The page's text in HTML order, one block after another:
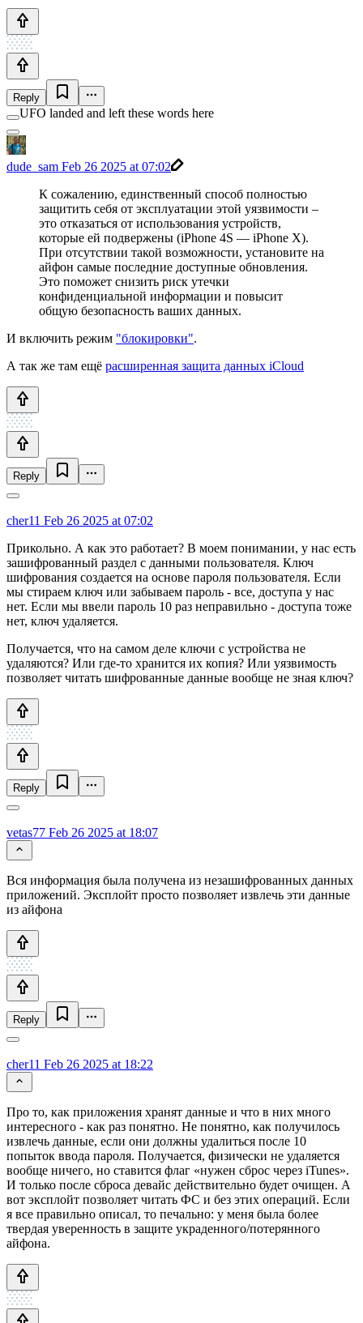
Reply
UFO landed and left these words here
dude_sam Feb 26 2025 at 07:02
К сожалению, единственный способ полностью
защитить себя от эксплуатации этой уязвимости –
это отказаться от использования устройств,
которые ей подвержены (iPhone 4S — iPhone X).
При отсутствии такой возможности, установите на
айфон самые последние доступные обновления.
Это поможет снизить риск утечки
конфиденциальной информации и повысит
общую безопасность ваших данных.
И включить режим "блокировки".
А так же там ещё расширенная защита данных iCloud
Reply
cher11 Feb 26 2025 at 07:02
Прикольно. А как это работает? В моем понимании, у нас есть
зашифрованный раздел с данными пользователя. Ключ
шифрования создается на основе пароля пользователя. Если
мы стираем ключ или забываем пароль - все, доступа у нас
нет. Если мы ввели пароль 10 раз неправильно - доступа тоже
нет, ключ удаляется.
Получается, что на самом деле ключи с устройства не
удаляются? Или где-то хранится их копия? Или уязвимость
позволяет читать шифрованные данные вообще не зная ключ?
Reply
vetas77 Feb 26 2025 at 18:07
Вся информация была получена из незашифрованных данных
приложений. Эксплойт просто позволяет извлечь эти данные
из айфона
Reply
cher11 Feb 26 2025 at 18:22
Про то, как приложения хранят данные и что в них много
интересного - как раз понятно. Не понятно, как получилось
извлечь данные, если они должны удалиться после 10
попыток ввода пароля. Получается, физически не удаляется
вообще ничего, но ставится флаг «нужен сброс через iTunes».
И только после сброса девайс действительно будет очищен. А
вот эксплойт позволяет читать ФС и без этих операций. Если
я все правильно описал, то печально: у меня была более
твердая уверенность в защите украденного/потерянного
айфона.